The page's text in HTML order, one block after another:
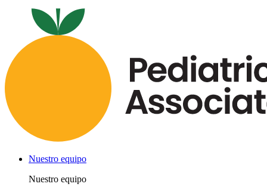
Nuestro equipo
Nuestro equipo